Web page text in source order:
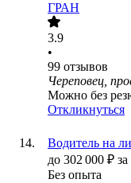
ГРАН
3.9
•
99 отзывов
Череповец,
Можно без
Откликнуться
Водитель на
до 302 000 ₽
Без опыта